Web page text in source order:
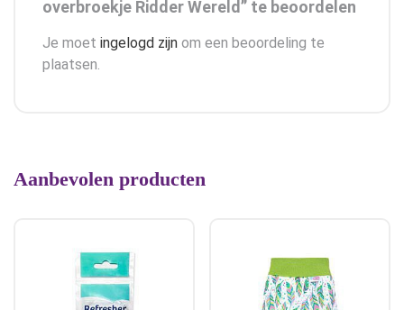
overbroekje Ridder Wereld” te beoordelen
Je moet ingelogd zijn om een beoordeling te
plaatsen.
Aanbevolen producten